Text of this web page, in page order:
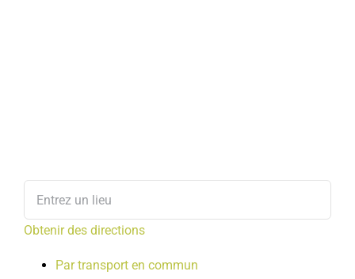
Obtenir des directions
Par transport en commun